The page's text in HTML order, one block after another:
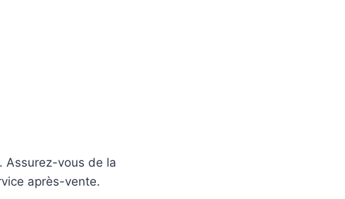
Assurez-vous de la
après-vente.